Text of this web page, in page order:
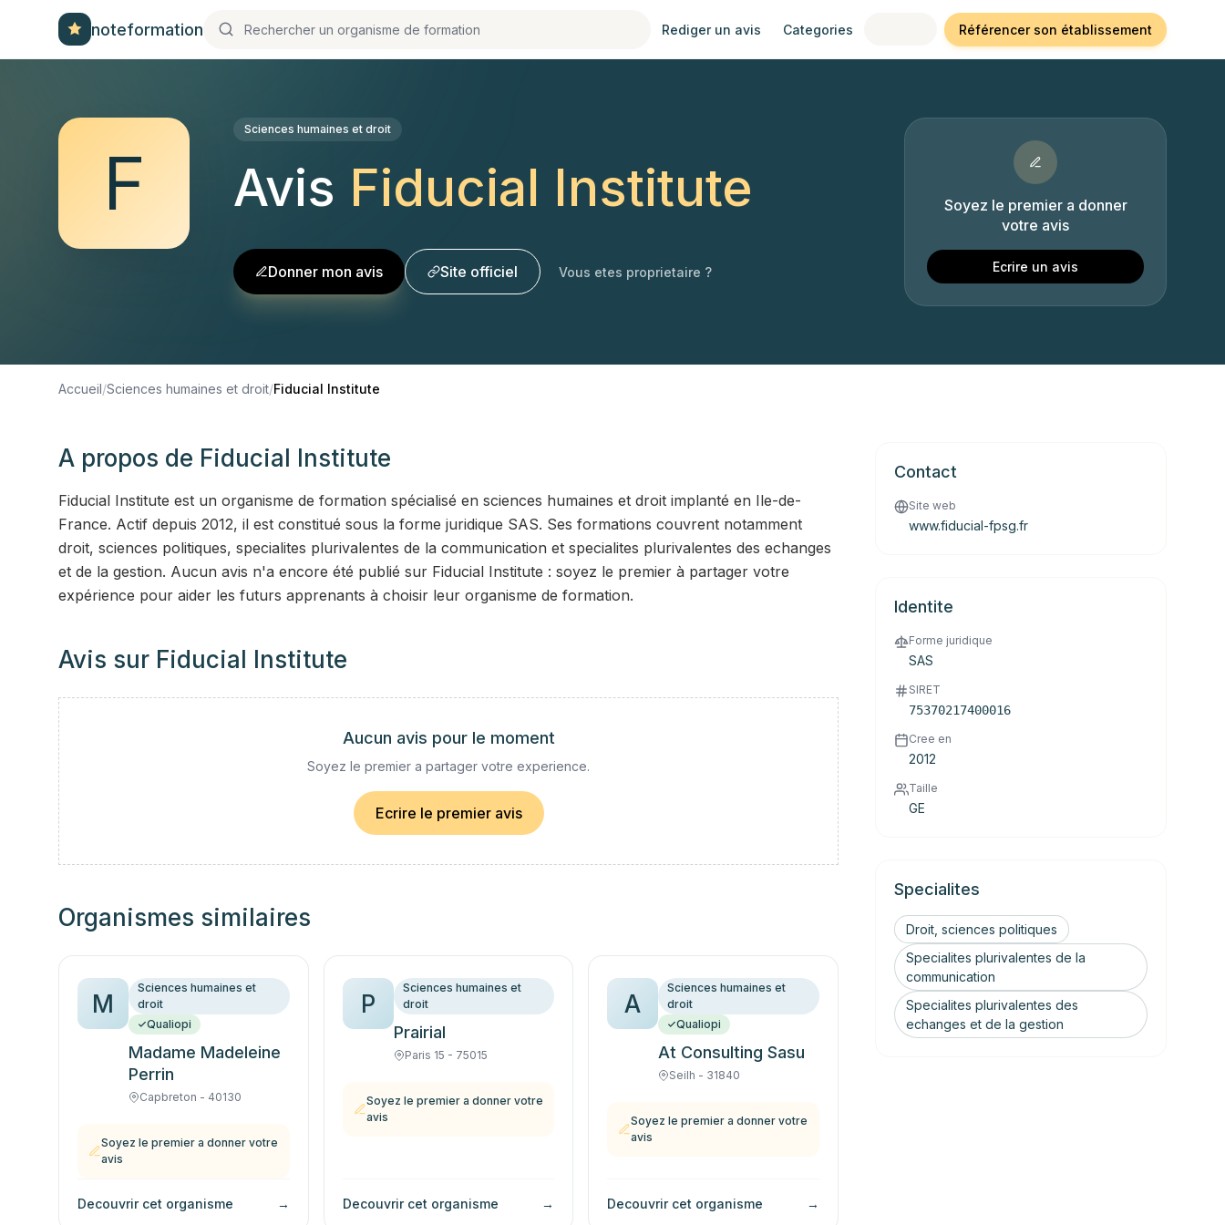
noteformation Rediger un avis Categories Référencer son établissement
F
Sciences humaines et droit
Avis Fiducial Institute
Donner mon avis Site officiel Vous etes proprietaire ?
Soyez le premier a donner
votre avis
Ecrire un avis
Accueil/Sciences humaines et droit/Fiducial Institute
A propos de Fiducial Institute
Fiducial Institute est un organisme de formation spécialisé en sciences humaines et droit implanté en Ile-de-
France. Actif depuis 2012, il est constitué sous la forme juridique SAS. Ses formations couvrent notamment
droit, sciences politiques, specialites plurivalentes de la communication et specialites plurivalentes des echanges
et de la gestion. Aucun avis n'a encore été publié sur Fiducial Institute : soyez le premier à partager votre
expérience pour aider les futurs apprenants à choisir leur organisme de formation.
Avis sur Fiducial Institute
Aucun avis pour le moment
Soyez le premier a partager votre experience.
Ecrire le premier avis
Organismes similaires
M
Sciences humaines et
droit
Qualiopi
Madame Madeleine
Perrin
Capbreton - 40130
Soyez le premier a donner votre
avis
Decouvrir cet organisme →
P
Sciences humaines et
droit
Prairial
Paris 15 - 75015
Soyez le premier a donner votre
avis
Decouvrir cet organisme →
A
Sciences humaines et
droit
Qualiopi
At Consulting Sasu
Seilh - 31840
Soyez le premier a donner votre
avis
Decouvrir cet organisme →
Contact
Site web
www.fiducial-fpsg.fr
Identite
Forme juridique
SAS
SIRET
75370217400016
Cree en
2012
Taille
GE
Specialites
Droit, sciences politiques
Specialites plurivalentes de la
communication
Specialites plurivalentes des
echanges et de la gestion